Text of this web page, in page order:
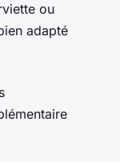
ou
adapté